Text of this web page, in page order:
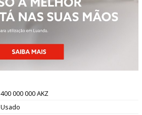
400 000 000 AKZ
Usado